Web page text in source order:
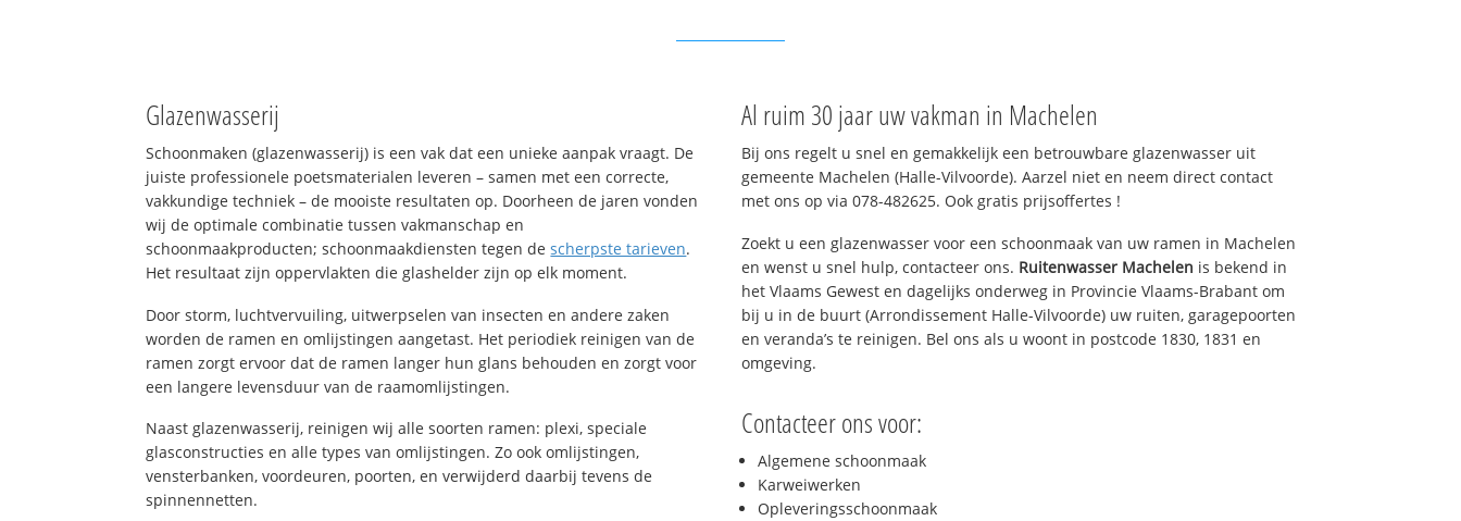
Glazenwasserij
Schoonmaken (glazenwasserij) is een vak dat een unieke aanpak vraagt. De
juiste professionele poetsmaterialen leveren – samen met een correcte,
vakkundige techniek – de mooiste resultaten op. Doorheen de jaren vonden
wij de optimale combinatie tussen vakmanschap en
schoonmaakproducten; schoonmaakdiensten tegen descherpste tarieven.
Het resultaat zijn oppervlakten die glashelder zijn op elk moment.
Door storm, luchtvervuiling, uitwerpselen van insecten en andere zaken
worden de ramen en omlijstingen aangetast. Het periodiek reinigen van de
ramen zorgt ervoor dat de ramen langer hun glans behouden en zorgt voor
een langere levensduur van de raamomlijstingen.
Naast glazenwasserij, reinigen wij alle soorten ramen: plexi, speciale
glasconstructies en alle types van omlijstingen. Zo ook omlijstingen,
vensterbanken, voordeuren, poorten, en verwijderd daarbij tevens de
spinnennetten.
Al ruim 30 jaar uw vakman in Machelen
Bij ons regelt u snel en gemakkelijk een betrouwbare glazenwasser uit
gemeente Machelen (Halle-Vilvoorde). Aarzel niet en neem direct contact
met ons op via 078-482625. Ook gratis prijsoffertes !
Zoekt u een glazenwasser voor een schoonmaak van uw ramen in Machelen
en wenst u snel hulp, contacteer ons. Ruitenwasser Machelen is bekend in
het Vlaams Gewest en dagelijks onderweg in Provincie Vlaams-Brabant om
bij u in de buurt (Arrondissement Halle-Vilvoorde) uw ruiten, garagepoorten
en veranda’s te reinigen. Bel ons als u woont in postcode 1830, 1831 en
omgeving.
Contacteer ons voor:
Algemene schoonmaak
Karweiwerken
Opleveringsschoonmaak